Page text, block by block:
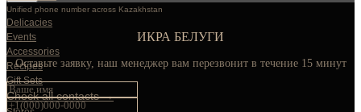
Unified phone number across Kazakhstan
Delicacies
Events
Accessories
Recipes
Gift Sets
Check all contacts →
ИКРА БЕЛУГИ
Оставьте заявку, наш менеджер вам перезвонит в течение 15 минут